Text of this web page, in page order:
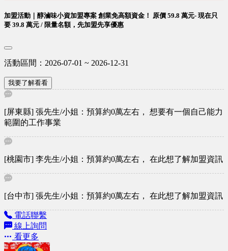
份好事業。 ● 把創業夢，變成每天的成就感。 ● 與其替別人
打拼，不如打造自己的事業。 ● 今天踏出第一步，未來多一
陪伴您長期成長的創業夥伴。 如果是加盟廣告，最能打動人
的一句話，我推薦： 「我們不只是招募加盟主，而是培養每
一位成功的創業夥伴。」
加盟活動｜醇滷味小資加盟專案 創業免高額資金！ 原價 59.8 萬元- 現在只
要 39.8 萬元 / 限量名額，先加盟先享優惠
活動區間：2026-07-01 ~ 2026-12-31
我要了解看看
[屏東縣] 張先生/小姐：預算約0萬左右， 想要有一個自己能力
範圍的工作事業
[桃園市] 李先生/小姐：預算約0萬左右， 在此想了解加盟資訊
[台中市] 張先生/小姐：預算約0萬左右， 在此想了解加盟資訊
電話聯繫
線上詢問
看更多